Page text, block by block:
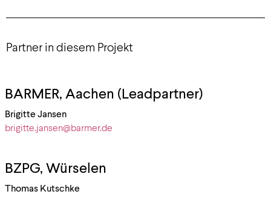
Partner in diesem Projekt
BARMER, Aachen (Leadpartner)
Brigitte Jansen
brigitte.jansen@barmer.de
BZPG, Würselen
Thomas Kutschke